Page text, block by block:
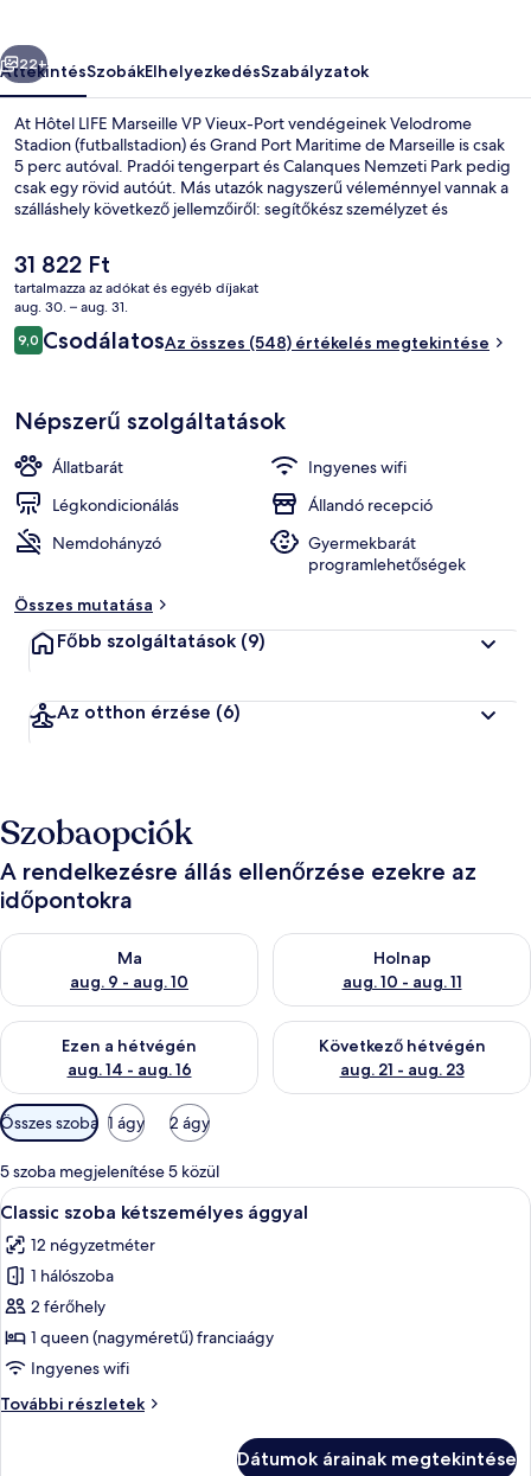
Következő
22+
ÁttekintésSzobákElhelyezkedésSzabályzatok
At Hôtel LIFE Marseille VP Vieux-Port vendégeinek Velodrome
Stadion (futballstadion) és Grand Port Maritime de Marseille is csak
5 perc autóval. Pradói tengerpart és Calanques Nemzeti Park pedig
csak egy rövid autóút. Más utazók nagyszerű véleménnyel vannak a
szálláshely következő jellemzőiről: segítőkész személyzet és
Vieux-Port – Hôtel de ville metróállomás csak pár lépés, Estrangin
Préfecture metróállomás pedig 8 perc séta.
A
jelenlegi
ár
31 822 Ft
31 822 Ft
tartalmazza az adókat és egyéb díjakat
aug. 30. – aug. 31.
Értékelések
9,09,0 ennyiből: 10
CsodálatosAz összes (548) értékelés megtekintése
Népszerű szolgáltatások
Állatbarát
Ingyenes wifi
Légkondicionálás
Állandó recepció
Nemdohányzó
Gyermekbarát
programlehetőségek
Összes mutatása
Főbb szolgáltatások (9)
Az otthon érzése (6)
Szobaopciók
A rendelkezésre állás ellenőrzése ezekre az
időpontokra
Ma
aug. 9 - aug. 10
A ma esti rendelkezésre állás ellenőrzése: aug. 9 - aug. 10
Holnap
aug. 10 - aug. 11
A holnapi rendelkezésre állás
Ezen a hétvégén
aug. 14 - aug. 16
A mostani hétvégi rendelkezésre állás ellenőrzése: aug. 14 -
Következő hétvégén
aug. 21 - aug. 23
A következő hétvégi
Szobákhoz
rendelkezésre
álló
szűrők
Összes szoba 1 ágy 2 ágy
5 szoba megjelenítése 5 közül
A
következő
szoba
összes
képének
megtekintése:
Classic
kétszemélyes
Egy szállodai szoba, amelyben egy
4
Classic szoba kétszemélyes ággyal
12 négyzetméter
1 hálószoba
2 férőhely
1 queen (nagyméretű) franciaágy
Ingyenes wifi
További részletek
Classic
Dátumok árainak megtekintése